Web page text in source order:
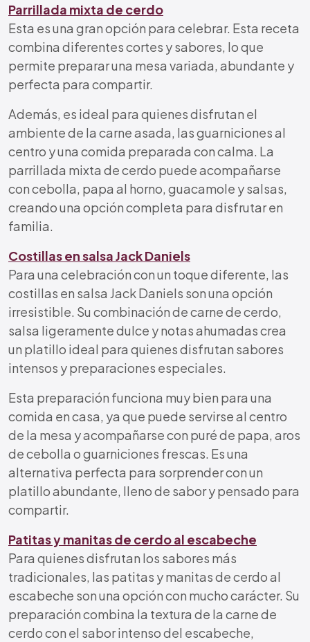
Parrillada mixta de cerdo
Esta es una gran opción para celebrar. Esta receta
combina diferentes cortes y sabores, lo que
permite preparar una mesa variada, abundante y
perfecta para compartir.
Además, es ideal para quienes disfrutan el
ambiente de la carne asada, las guarniciones al
centro y una comida preparada con calma. La
parrillada mixta de cerdo puede acompañarse
con cebolla, papa al horno, guacamole y salsas,
creando una opción completa para disfrutar en
familia.
Costillas en salsa Jack Daniels
Para una celebración con un toque diferente, las
costillas en salsa Jack Daniels son una opción
irresistible. Su combinación de carne de cerdo,
salsa ligeramente dulce y notas ahumadas crea
un platillo ideal para quienes disfrutan sabores
intensos y preparaciones especiales.
Esta preparación funciona muy bien para una
comida en casa, ya que puede servirse al centro
de la mesa y acompañarse con puré de papa, aros
de cebolla o guarniciones frescas. Es una
alternativa perfecta para sorprender con un
platillo abundante, lleno de sabor y pensado para
compartir.
Patitas y manitas de cerdo al escabeche
Para quienes disfrutan los sabores más
tradicionales, las patitas y manitas de cerdo al
escabeche son una opción con mucho carácter. Su
preparación combina la textura de la carne de
cerdo con el sabor intenso del escabeche,